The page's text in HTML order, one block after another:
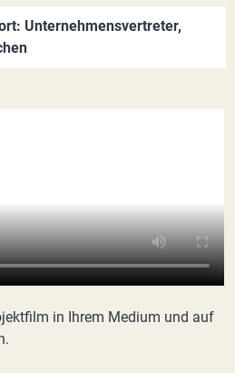
Unternehmensvertreter,
in Ihrem Medium und auf